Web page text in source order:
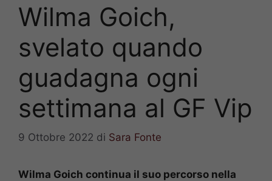
Wilma Goich,
svelato quando
guadagna ogni
settimana al GF Vip
9 Ottobre 2022 di Sara Fonte
Wilma Goich continua il suo percorso nella